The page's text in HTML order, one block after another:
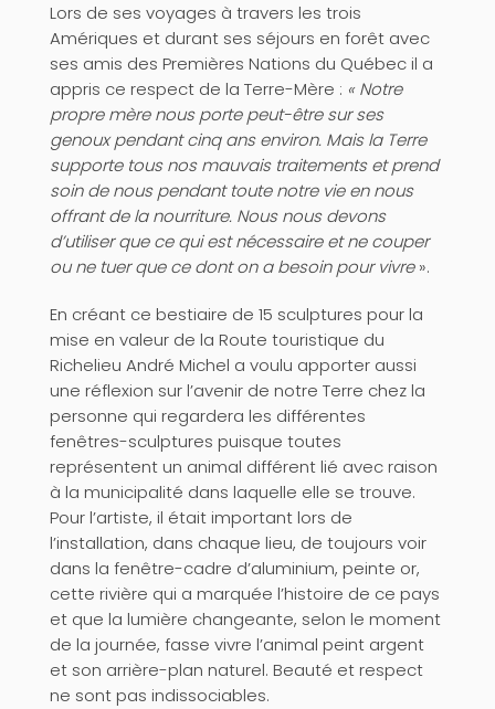
Lors de ses voyages à travers les trois
Amériques et durant ses séjours en forêt avec
ses amis des Premières Nations du Québec il a
appris ce respect de la Terre-Mère : « Notre
propre mère nous porte peut-être sur ses
genoux pendant cinq ans environ. Mais la Terre
supporte tous nos mauvais traitements et prend
soin de nous pendant toute notre vie en nous
offrant de la nourriture. Nous nous devons
d’utiliser que ce qui est nécessaire et ne couper
ou ne tuer que ce dont on a besoin pour vivre».
En créant ce bestiaire de 15 sculptures pour la
mise en valeur de la Route touristique du
Richelieu André Michel a voulu apporter aussi
une réflexion sur l’avenir de notre Terre chez la
personne qui regardera les différentes
fenêtres-sculptures puisque toutes
représentent un animal différent lié avec raison
à la municipalité dans laquelle elle se trouve.
Pour l’artiste, il était important lors de
l’installation, dans chaque lieu, de toujours voir
dans la fenêtre-cadre d’aluminium, peinte or,
cette rivière qui a marquée l’histoire de ce pays
et que la lumière changeante, selon le moment
de la journée, fasse vivre l’animal peint argent
et son arrière-plan naturel. Beauté et respect
ne sont pas indissociables.